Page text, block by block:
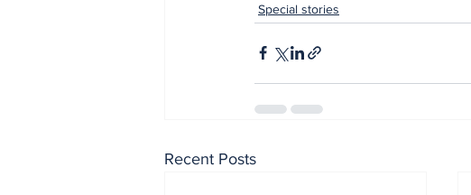
Special stories
Recent Posts